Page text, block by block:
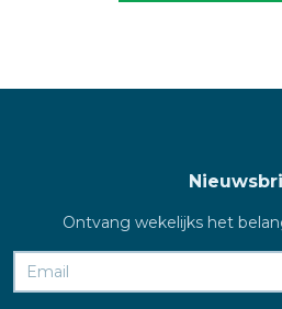
Ontvang wekelijks het